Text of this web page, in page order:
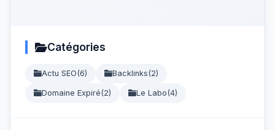
Catégories
Actu SEO(6) Backlinks(2)
Domaine Expiré(2) Le Labo(4)